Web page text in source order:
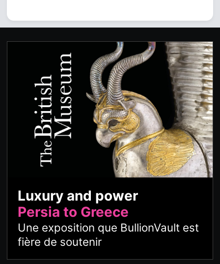
Luxury and power
Persia to Greece
Une exposition que BullionVault est
fière de soutenir